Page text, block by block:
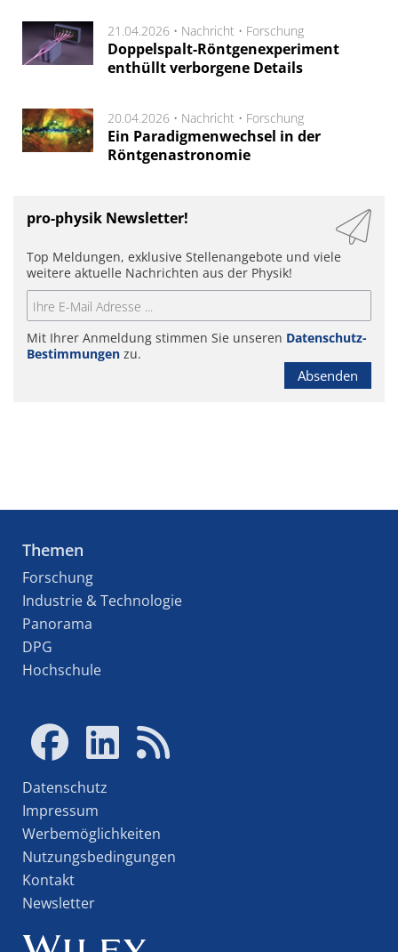
21.04.2026 • Nachricht • Forschung
Doppelspalt-Röntgenexperiment
enthüllt verborgene Details
20.04.2026 • Nachricht • Forschung
Ein Paradigmenwechsel in der
Röntgenastronomie
pro-physik Newsletter!
Top Meldungen, exklusive Stellenangebote und viele
weitere aktuelle Nachrichten aus der Physik!
Mit Ihrer Anmeldung stimmen Sie unseren Datenschutz-
Bestimmungen zu.
Absenden
Themen
Forschung
Industrie & Technologie
Panorama
DPG
Hochschule
Datenschutz
Impressum
Werbemöglichkeiten
Nutzungsbedingungen
Kontakt
Newsletter